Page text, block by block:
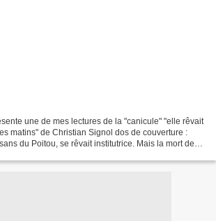
une de mes lectures de la "canicule" "elle rêvait
matins" de Christian Signol dos de couverture :
du Poitou, se rêvait institutrice. Mais la mort de